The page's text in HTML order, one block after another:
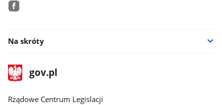
Na skróty
stopka
gov.plStrona
gov.pl
Rządowe Centrum Legislacji